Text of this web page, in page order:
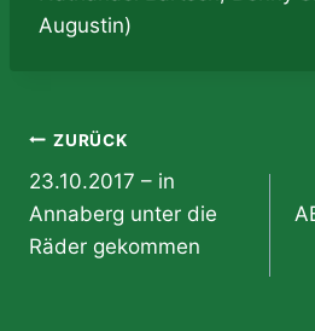
Augustin)
ZURÜCK
23.10.2017 – in
Annaberg unter die
Räder gekommen